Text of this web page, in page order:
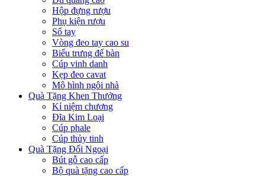
Hộp đựng rượu
Phụ kiện rượu
Sổ tay
Vòng đeo tay cao su
Biểu trưng để bàn
Cúp vinh danh
Kẹp đeo cavat
Mô hình ngôi nhà
Quà Tặng Khen Thưởng
Kỉ niệm chương
Đĩa Kim Loại
Cúp phale
Cúp thủy tinh
Quà Tặng Đối Ngoại
Bút gỗ cao cấp
Bộ quà tặng cao cấp